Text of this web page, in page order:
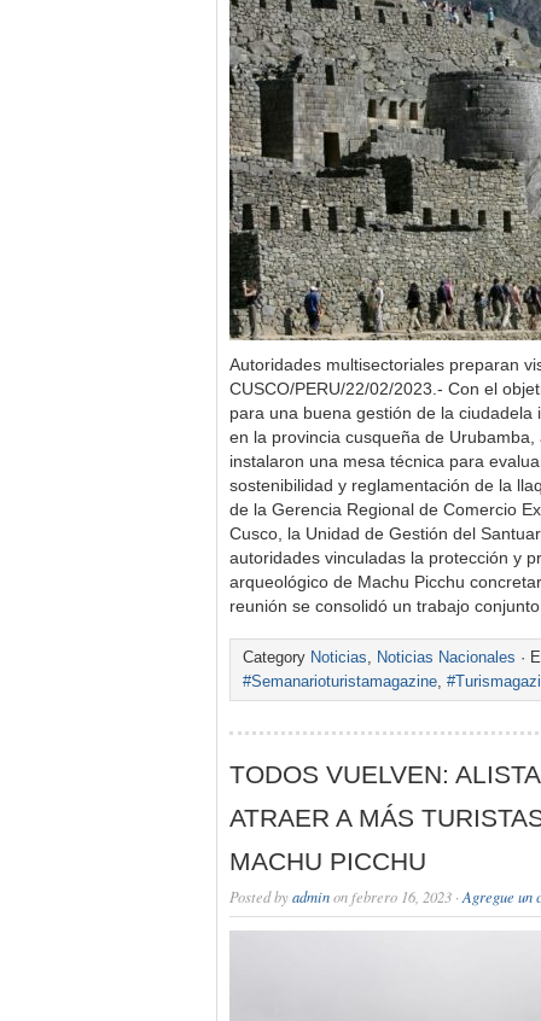
Autoridades multisectoriales preparan
CUSCO/PERU/22/02/2023.- Con el
para una buena gestión de la ciudadela
en la provincia cusqueña de
instalaron una mesa técnica para
sostenibilidad y reglamentación de la
de la Gerencia Regional de Comercio
Cusco, la Unidad de Gestión del
autoridades vinculadas la protección y
arqueológico de Machu Picchu
reunión se consolidó un trabajo
Category Noticias, Noticias Nacionales ·
#Semanarioturistamagazine,
TODOS VUELVEN:
ATRAER A MÁS
MACHU PICCHU
Posted byadminon febrero 16, 2023 · Agregue un